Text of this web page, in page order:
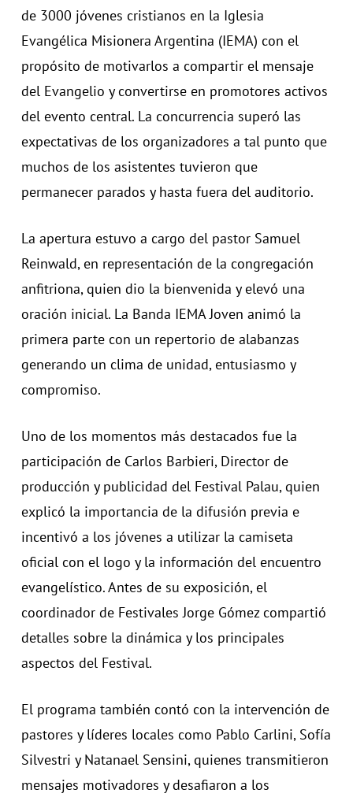
de 3000 jóvenes cristianos en la Iglesia
Evangélica Misionera Argentina (IEMA) con el
propósito de motivarlos a compartir el mensaje
del Evangelio y convertirse en promotores activos
del evento central. La concurrencia superó las
expectativas de los organizadores a tal punto que
muchos de los asistentes tuvieron que
permanecer parados y hasta fuera del auditorio.
La apertura estuvo a cargo del pastor Samuel
Reinwald, en representación de la congregación
anfitriona, quien dio la bienvenida y elevó una
oración inicial. La Banda IEMA Joven animó la
primera parte con un repertorio de alabanzas
generando un clima de unidad, entusiasmo y
compromiso.
Uno de los momentos más destacados fue la
participación de Carlos Barbieri, Director de
producción y publicidad del Festival Palau, quien
explicó la importancia de la difusión previa e
incentivó a los jóvenes a utilizar la camiseta
oficial con el logo y la información del encuentro
evangelístico. Antes de su exposición, el
coordinador de Festivales Jorge Gómez compartió
detalles sobre la dinámica y los principales
aspectos del Festival.
El programa también contó con la intervención de
pastores y líderes locales como Pablo Carlini, Sofía
Silvestri y Natanael Sensini, quienes transmitieron
mensajes motivadores y desafiaron a los